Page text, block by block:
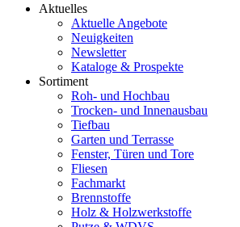
Aktuelles
Aktuelle Angebote
Neuigkeiten
Newsletter
Kataloge & Prospekte
Sortiment
Roh- und Hochbau
Trocken- und Innenausbau
Tiefbau
Garten und Terrasse
Fenster, Türen und Tore
Fliesen
Fachmarkt
Brennstoffe
Holz & Holzwerkstoffe